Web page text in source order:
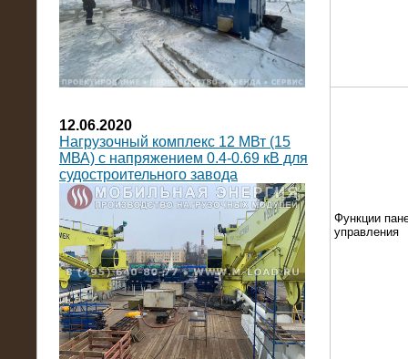
12.06.2020
Нагрузочный комплекс 12 МВт (15
МВА) с напряжением 0.4-0.69 кВ для
судостроительного завода
Функции
управления